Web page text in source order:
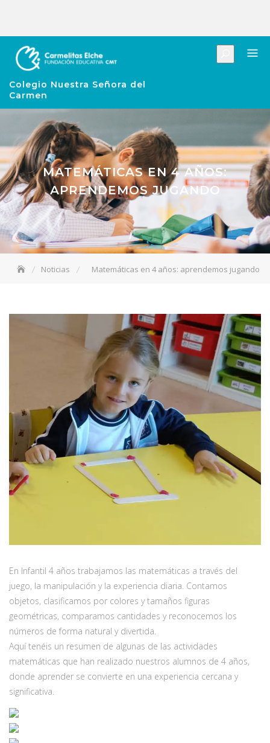
Colegio Nuestra Señora del
Carmen
MATEMÁTICAS EN 4 AÑOS:
APRENDEMOS JUGANDO
Noticias Matemáticas en 4 años: aprendemos jugando
En Infantil 4 años trabajamos las matemáticas a través del
juego, la manipulación y la experiencia diaria. Contamos
objetos, clasificamos por colores y tamaños figuras
geométricas, comparamos cantidades y reconocemos los
números de forma natural y divertida.
Aquí tenéis un resumen de algunas de las actividades
matemáticas que han realizado nuestros alumnos de 4 años,
donde aprender se convierte en una experiencia cercana y
significativa.